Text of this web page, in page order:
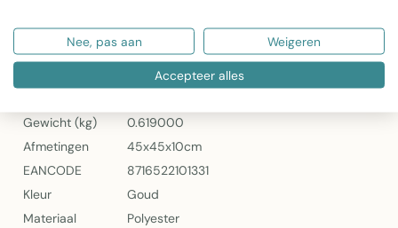
Mars & More Satijn Sierkussen Champagne 45x45cm
Specificaties
Gewicht (kg)
0.619000
Afmetingen
45x45x10cm
EANCODE
8716522101331
Kleur
Goud
Materiaal
Polyester
Nee, pas aan Weigeren
Accepteer alles